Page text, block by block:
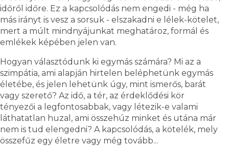
időről időre. Ez a kapcsolódás nem engedi - még ha
más irányt is vesz a sorsuk - elszakadni e lélek-kötelet,
mert a múlt mindnyájunkat meghatároz, formál és
emlékek képében jelen van.
Hogyan választódunk ki egymás számára? Mi az a
szimpátia, ami alapján hirtelen beléphetünk egymás
életébe, és jelen lehetünk úgy, mint ismerős, barát
vagy szerető? Az idő, a tér, az érdeklődési kör
tényezői a legfontosabbak, vagy létezik-e valami
láthatatlan huzal, ami összehúz minket és utána már
nem is tud elengedni? A kapcsolódás, a kötelék, mely
összefűz egy életre vagy még tovább...